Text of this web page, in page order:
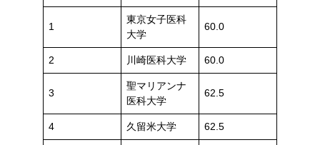
1
東京女子医科
大学
60.0
2 川崎医科大学 60.0
3
聖マリアンナ
医科大学
62.5
4 久留米大学 62.5